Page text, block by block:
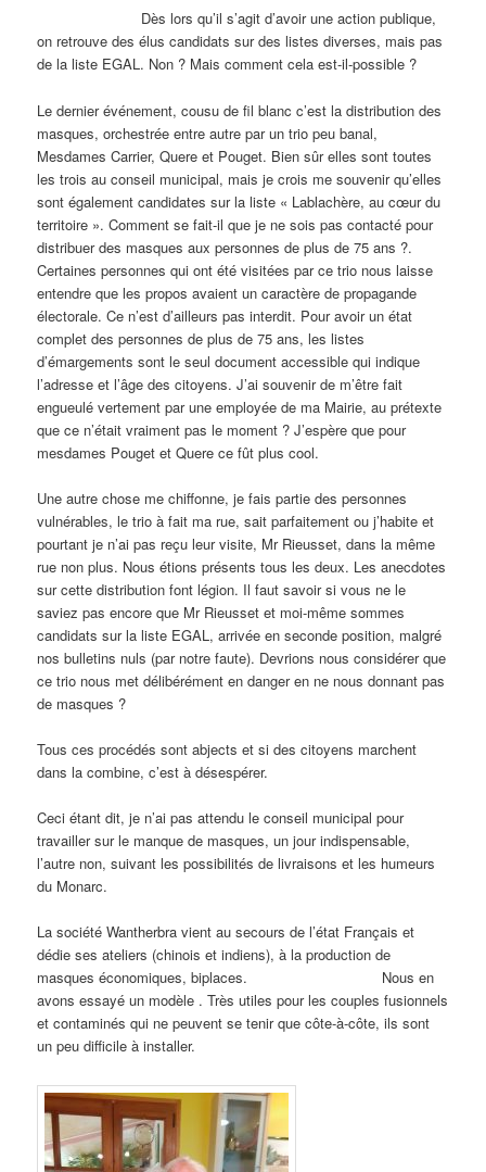
Dès lors qu’il s’agit d’avoir une action publique,
on retrouve des élus candidats sur des listes diverses, mais pas
de la liste EGAL. Non ? Mais comment cela est-il-possible ?
Le dernier événement, cousu de fil blanc c’est la distribution des
masques, orchestrée entre autre par un trio peu banal,
Mesdames Carrier, Quere et Pouget. Bien sûr elles sont toutes
les trois au conseil municipal, mais je crois me souvenir qu’elles
sont également candidates sur la liste « Lablachère, au cœur du
territoire ». Comment se fait-il que je ne sois pas contacté pour
distribuer des masques aux personnes de plus de 75 ans ?.
Certaines personnes qui ont été visitées par ce trio nous laisse
entendre que les propos avaient un caractère de propagande
électorale. Ce n’est d’ailleurs pas interdit. Pour avoir un état
complet des personnes de plus de 75 ans, les listes
d’émargements sont le seul document accessible qui indique
l’adresse et l’âge des citoyens. J’ai souvenir de m’être fait
engueulé vertement par une employée de ma Mairie, au prétexte
que ce n’était vraiment pas le moment ? J’espère que pour
mesdames Pouget et Quere ce fût plus cool.
Une autre chose me chiffonne, je fais partie des personnes
vulnérables, le trio à fait ma rue, sait parfaitement ou j’habite et
pourtant je n’ai pas reçu leur visite, Mr Rieusset, dans la même
rue non plus. Nous étions présents tous les deux. Les anecdotes
sur cette distribution font légion. Il faut savoir si vous ne le
saviez pas encore que Mr Rieusset et moi-même sommes
candidats sur la liste EGAL, arrivée en seconde position, malgré
nos bulletins nuls (par notre faute). Devrions nous considérer que
ce trio nous met délibérément en danger en ne nous donnant pas
de masques ?
Tous ces procédés sont abjects et si des citoyens marchent
dans la combine, c’est à désespérer.
Ceci étant dit, je n’ai pas attendu le conseil municipal pour
travailler sur le manque de masques, un jour indispensable,
l’autre non, suivant les possibilités de livraisons et les humeurs
du Monarc.
La société Wantherbra vient au secours de l’état Français et
dédie ses ateliers (chinois et indiens), à la production de
masques économiques, biplaces. Nous en
avons essayé un modèle . Très utiles pour les couples fusionnels
et contaminés qui ne peuvent se tenir que côte-à-côte, ils sont
un peu difficile à installer.